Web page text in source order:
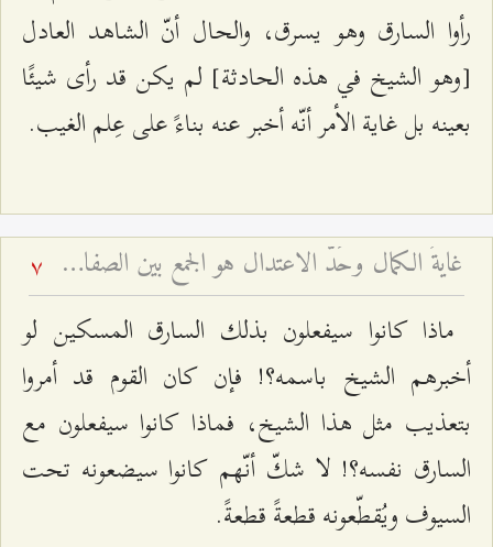
رأوا السارق وهو يسرق، والحال أنّ الشاهد العادل
[وهو الشيخ في هذه الحادثة] لم يكن قد رأى شيئًا
بعينه بل غاية الأمر أنّه أخبر عنه بناءً على عِلم الغيب.
غايةُ الكمال وحَدُّ الاعتدال هو الجمع بين الصفات - شرح فقرات مِن دعاء الافتتاح – الجلسة السابعة 7
ماذا كانوا سيفعلون بذلك السارق المسكين لو
أخبرهم الشيخ باسمه؟! فإن كان القوم قد أمروا
بتعذيب مثل هذا الشيخ، فماذا كانوا سيفعلون مع
السارق نفسه؟! لا شكّ أنّهم كانوا سيضعونه تحت
السيوف ويُقطّعونه قطعةً قطعةً.